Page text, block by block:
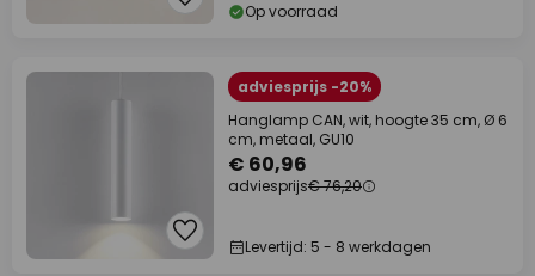
Op voorraad
adviesprijs -20%
Hanglamp CAN, wit, hoogte 35 cm, Ø 6
cm, metaal, GU10
€ 60,96
adviesprijs€ 76,20
Levertijd: 5 - 8 werkdagen